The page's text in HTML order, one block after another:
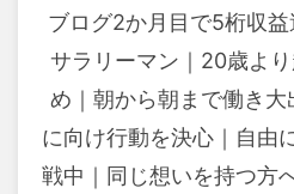
ブログ2か月目で5桁収
サラリーマン｜20歳よ
め｜朝から朝まで働き
に向け行動を決心｜自由
戦中｜同じ想いを持つ方